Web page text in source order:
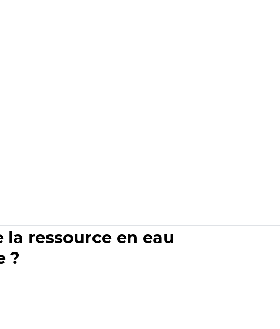
ressource en eau
?